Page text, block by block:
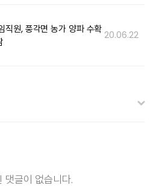
직원, 풍각면 농가 양파 수확
20.06.22
댓글이 없습니다.